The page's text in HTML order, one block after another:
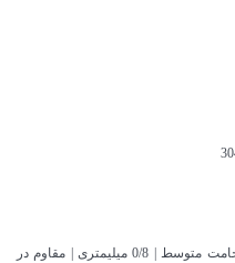
استیل با ضخامت متوسط | 0/8 میلیمتری | مقاوم در